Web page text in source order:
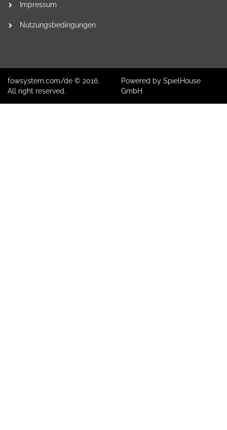
Impressum
Nutzungsbedingungen
fowsystem.com/de © 2016.
All right reserved.
Powered by SpielHouse
GmbH